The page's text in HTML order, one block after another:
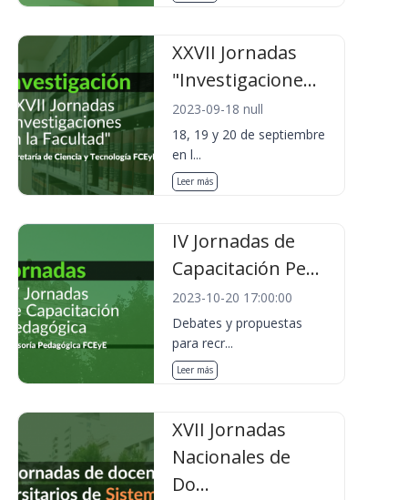
XXVII Jornadas
"Investigacione...
2023-09-18 null
18, 19 y 20 de septiembre
en l...
Leer más
IV Jornadas de
Capacitación Pe...
2023-10-20 17:00:00
Debates y propuestas
para recr...
Leer más
XVII Jornadas
Nacionales de
Do...